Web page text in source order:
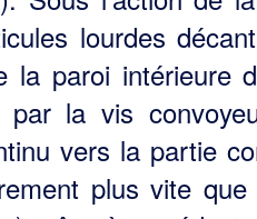
lourdes
la paroi intérieure
par la vis
vers la partie
plus vite